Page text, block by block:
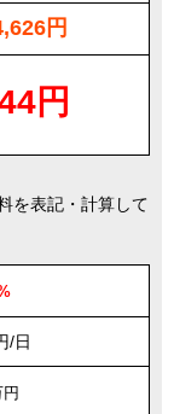
円
円
を表記・計算して
/日